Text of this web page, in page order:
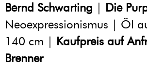
Bernd Schwarting | Die
Neoexpressionismus | Öl
140 cm | Kaufpreis auf
Brenner